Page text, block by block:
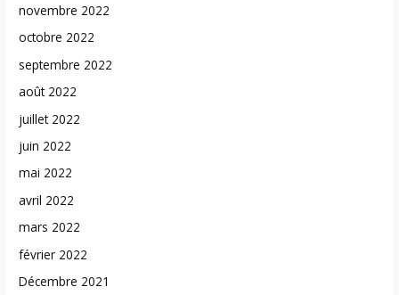
novembre 2022
octobre 2022
septembre 2022
août 2022
juillet 2022
juin 2022
mai 2022
avril 2022
mars 2022
février 2022
Décembre 2021